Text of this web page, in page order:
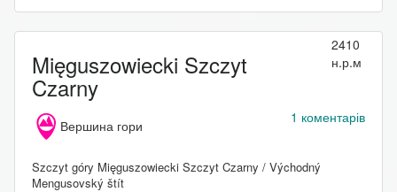
Mięguszowiecki Szczyt
Czarny
2410
н.р.м
Вершина гори
1 коментарів
Szczyt góry Mięguszowiecki Szczyt Czarny / Východný
Mengusovský štít